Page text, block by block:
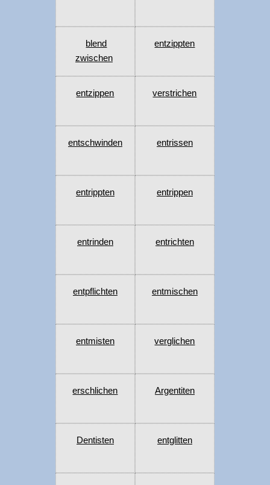
blend
zwischen
entzippten
entzippen verstrichen
entschwinden entrissen
entrippten entrippen
entrinden entrichten
entpflichten entmischen
entmisten verglichen
erschlichen Argentiten
Dentisten entglitten